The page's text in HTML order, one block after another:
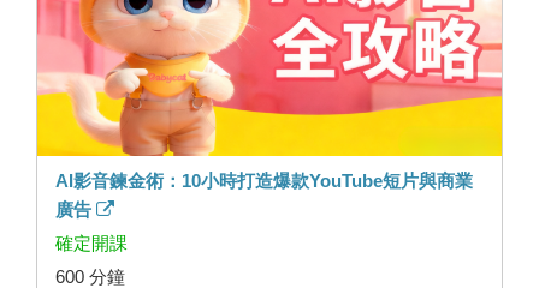
AI影音鍊金術：10小時打造爆款YouTube短片與商業
廣告
確定開課
600 分鐘